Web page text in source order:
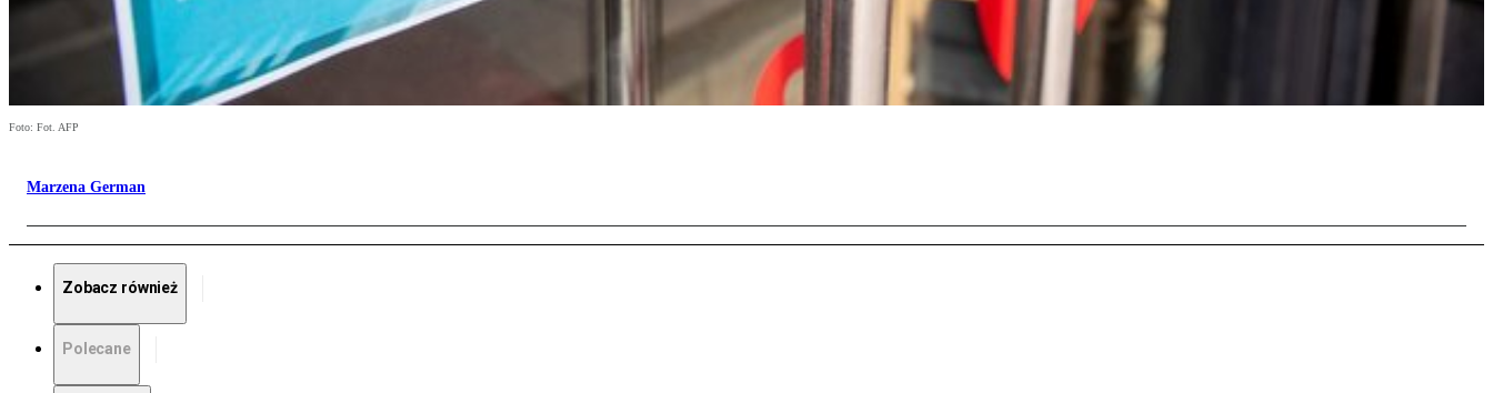
Foto: Fot. AFP
Marzena German
Zobacz również
Polecane